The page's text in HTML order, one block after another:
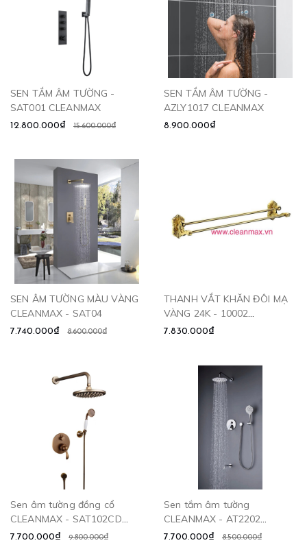
SEN TẮM ÂM TƯỜNG -
SAT001 CLEANMAX
12.800.000₫ 15.600.000₫
SEN TẮM ÂM TƯỜNG -
AZLY1017 CLEANMAX
8.900.000₫
SEN ÂM TƯỜNG MÀU VÀNG
CLEANMAX - SAT04
7.740.000₫ 8.600.000₫
THANH VẮT KHĂN ĐÔI MẠ
VÀNG 24K - 10002
CLEANMAX
7.830.000₫
Sen âm tường đồng cổ
CLEANMAX - SAT102CD
CLEANMAX
7.700.000₫ 9.800.000₫
Sen tắm âm tường
CLEANMAX - AT2202
CLEANMAX
7.700.000₫ 8.500.000₫